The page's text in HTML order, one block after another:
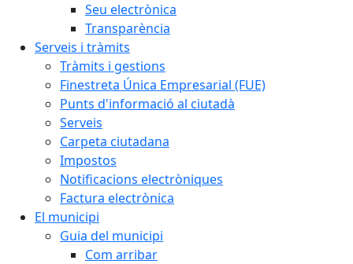
Seu electrònica
Transparència
Serveis i tràmits
Tràmits i gestions
Finestreta Única Empresarial (FUE)
Punts d'informació al ciutadà
Serveis
Carpeta ciutadana
Impostos
Notificacions electròniques
Factura electrònica
El municipi
Guia del municipi
Com arribar